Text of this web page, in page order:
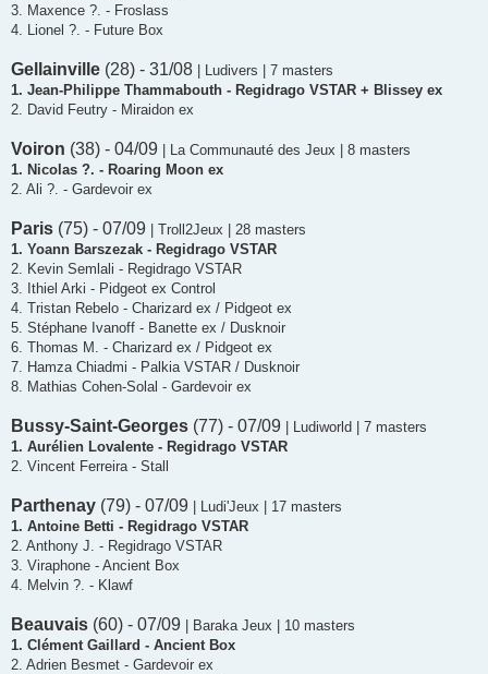
3. Maxence ?. - Froslass
4. Lionel ?. - Future Box
Gellainville (28) - 31/08 | Ludivers | 7 masters
1. Jean-Philippe Thammabouth - Regidrago VSTAR + Blissey ex
2. David Feutry - Miraidon ex
Voiron (38) - 04/09 | La Communauté des Jeux | 8 masters
1. Nicolas ?. - Roaring Moon ex
2. Ali ?. - Gardevoir ex
Paris (75) - 07/09 | Troll2Jeux | 28 masters
1. Yoann Barszezak - Regidrago VSTAR
2. Kevin Semlali - Regidrago VSTAR
3. Ithiel Arki - Pidgeot ex Control
4. Tristan Rebelo - Charizard ex / Pidgeot ex
5. Stéphane Ivanoff - Banette ex / Dusknoir
6. Thomas M. - Charizard ex / Pidgeot ex
7. Hamza Chiadmi - Palkia VSTAR / Dusknoir
8. Mathias Cohen-Solal - Gardevoir ex
Bussy-Saint-Georges (77) - 07/09 | Ludiworld | 7 masters
1. Aurélien Lovalente - Regidrago VSTAR
2. Vincent Ferreira - Stall
Parthenay (79) - 07/09 | Ludi'Jeux | 17 masters
1. Antoine Betti - Regidrago VSTAR
2. Anthony J. - Regidrago VSTAR
3. Viraphone - Ancient Box
4. Melvin ?. - Klawf
Beauvais (60) - 07/09 | Baraka Jeux | 10 masters
1. Clément Gaillard - Ancient Box
2. Adrien Besmet - Gardevoir ex